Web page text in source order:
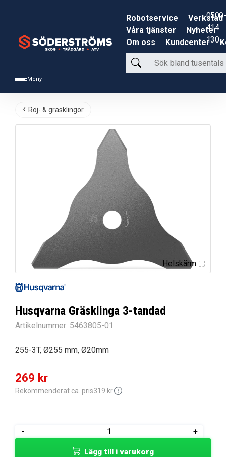
Meny
Robotservice
Verkstad
Våra tjänster
Nyheter
Om oss
Kundcenter
Sök
bland
produkter
0500-
414
130
Röj- & gräsklingor
Helskärm
Husqvarna Gräsklinga 3-tandad
Artikelnummer: 5463805-01
255-3T, Ø255 mm, Ø20mm
Det
ursprungliga
319 kr.
269 kr
Det
nuvarande
269 kr.
Rekommenderat ca. pris319 kr
-
Husqvarna
Gräsklinga
+
Lägg till i varukorg